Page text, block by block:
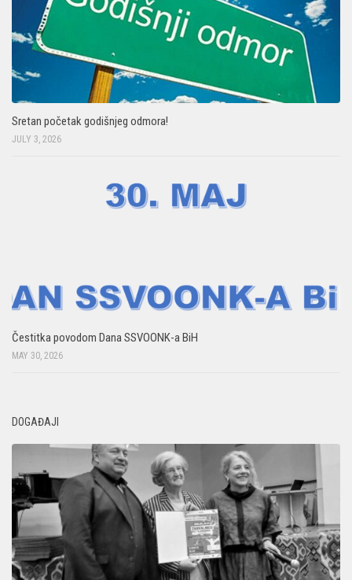
Sretan početak godišnjeg odmora!
JULY 3, 2026
Čestitka povodom Dana SSVOONK-a BiH
MAY 30, 2026
DOGAĐAJI